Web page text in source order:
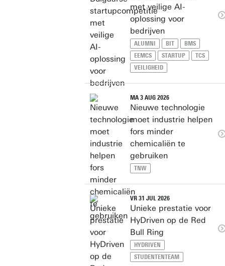
met veilige AI-
oplossing voor
bedrijven
ALUMNI BIT
BMS
EEMCS
STARTUP
TCS
VEILIGHEID
MA 3 AUG 2026
Nieuwe technologie
moet industrie helpen
fors minder
chemicaliën te
gebruiken
TNW
VR 31 JUL 2026
Unieke prestatie voor
HyDriven op de Red
Bull Ring
HYDRIVEN
STUDENTENTEAM